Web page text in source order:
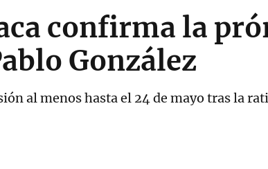
confirma la
González
al menos hasta el 24 de mayo tras la